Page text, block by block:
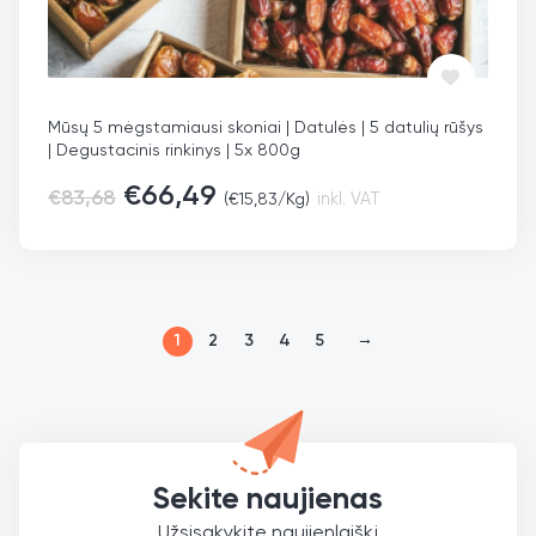
Mūsų 5 mėgstamiausi skoniai | Datulės | 5 datulių rūšys
| Degustacinis rinkinys | 5x 800g
€83,68 €66,49 (€15,83/Kg) inkl. VAT
1 2 3 4 5 →
Sekite naujienas